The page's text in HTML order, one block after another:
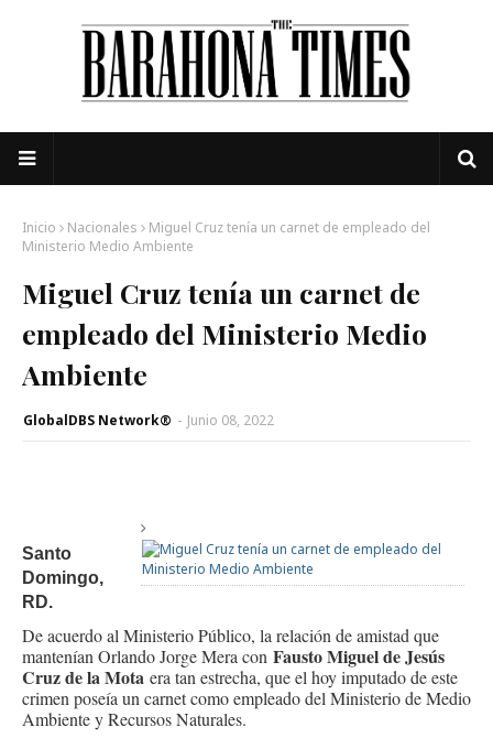
Inicio Nacionales
Miguel Cruz tenía un carnet de empleado del
Ministerio Medio Ambiente
Miguel Cruz tenía un carnet de
empleado del Ministerio Medio
Ambiente
GlobalDBS Network® - Junio 08, 2022
Santo
Domingo,
RD.
De acuerdo al Ministerio Público, la relación de amistad que
mantenían Orlando Jorge Mera con Fausto Miguel de Jesús
Cruz de la Mota era tan estrecha, que el hoy imputado de este
crimen poseía un carnet como empleado del Ministerio de Medio
Ambiente y Recursos Naturales.